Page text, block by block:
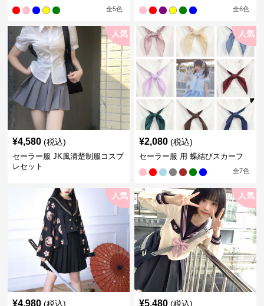
全5色 全6色
人気
¥4,580 (税込)
セーラー服 JK風清楚制服コスプ
レセット
人気
¥2,080 (税込)
セーラー服 用 蝶結びスカーフ
全7色
人気
¥4,980 (税込)
人気
¥5,480 (税込)